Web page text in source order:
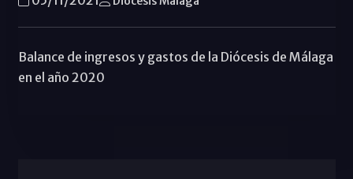
Balance de ingresos y gastos de la Diócesis de Málaga
en el año 2020